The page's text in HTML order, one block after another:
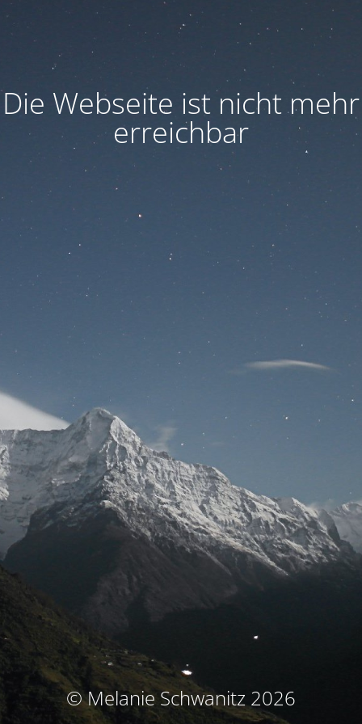
Die Webseite ist nicht mehr
erreichbar
© Melanie Schwanitz 2026